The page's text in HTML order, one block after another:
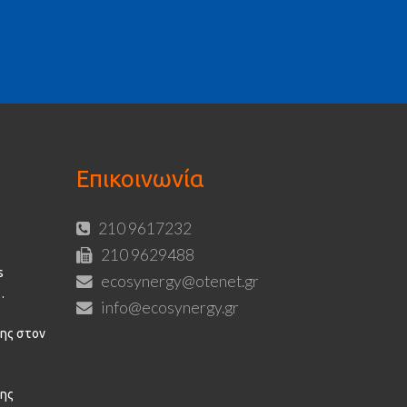
στον
Επικοινωνία
210 9617232
210 9629488
ecosynergy@otenet.gr
info@ecosynergy.gr